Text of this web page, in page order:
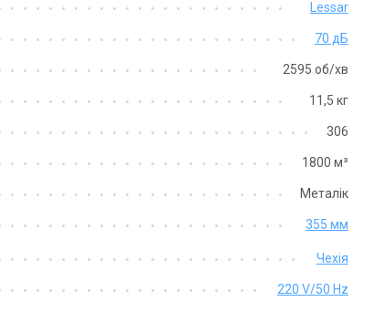
Lessar
70 дБ
2595 об/хв
11,5 кг
306
1800 м³
Металік
355 мм
Чехія
220 V/50 Hz